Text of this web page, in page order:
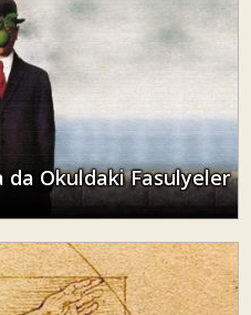
da Okuldaki Fasulyeler